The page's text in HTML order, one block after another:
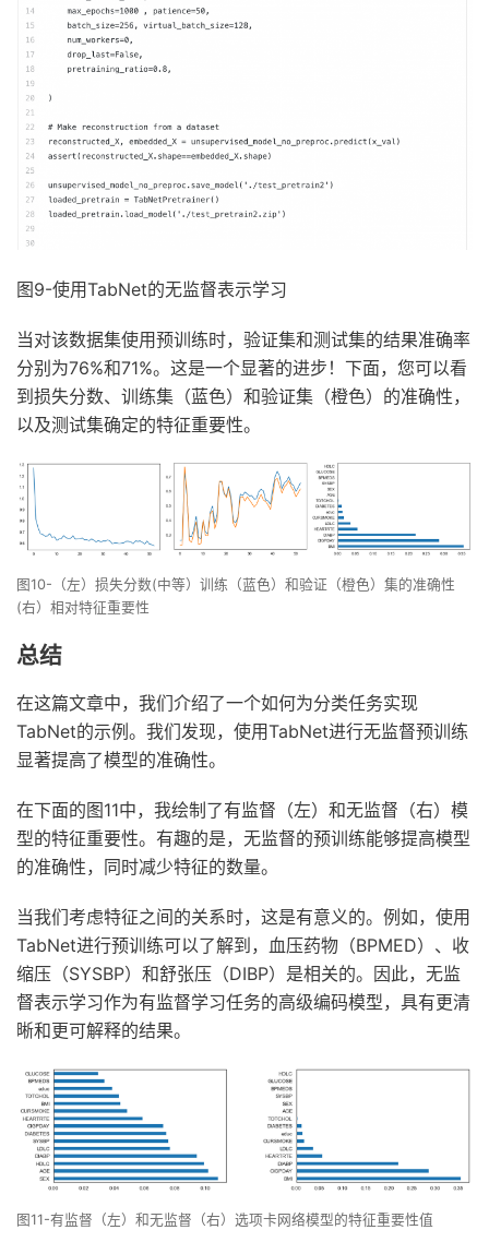
图9-使用TabNet的无监督表示学习
当对该数据集使用预训练时，验证集和测试集的结果准确率
分别为76%和71%。这是一个显著的进步！下面，您可以看
到损失分数、训练集（蓝色）和验证集（橙色）的准确性，
以及测试集确定的特征重要性。
图10-（左）损失分数(中等）训练（蓝色）和验证（橙色）集的准确性
(右）相对特征重要性
总结
在这篇文章中，我们介绍了一个如何为分类任务实现
TabNet的示例。我们发现，使用TabNet进行无监督预训练
显著提高了模型的准确性。
在下面的图11中，我绘制了有监督（左）和无监督（右）模
型的特征重要性。有趣的是，无监督的预训练能够提高模型
的准确性，同时减少特征的数量。
当我们考虑特征之间的关系时，这是有意义的。例如，使用
TabNet进行预训练可以了解到，血压药物（BPMED）、收
缩压（SYSBP）和舒张压（DIBP）是相关的。因此，无监
督表示学习作为有监督学习任务的高级编码模型，具有更清
晰和更可解释的结果。
图11-有监督（左）和无监督（右）选项卡网络模型的特征重要性值